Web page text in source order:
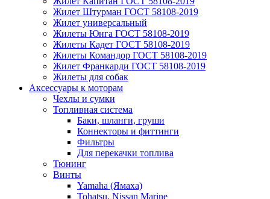
Жилет Штурман ГОСТ 58108-2019
Жилет универсальный
Жилеты Юнга ГОСТ 58108-2019
Жилеты Кадет ГОСТ 58108-2019
Жилеты Командор ГОСТ 58108-2019
Жилет Франкарди ГОСТ 58108-2019
Жилеты для собак
Аксессуары к моторам
Чехлы и сумки
Топливная система
Баки, шланги, груши
Коннекторы и фиттинги
Фильтры
Для перекачки топлива
Тюнинг
Винты
Yamaha (Ямаха)
Tohatsu, Nissan Marine